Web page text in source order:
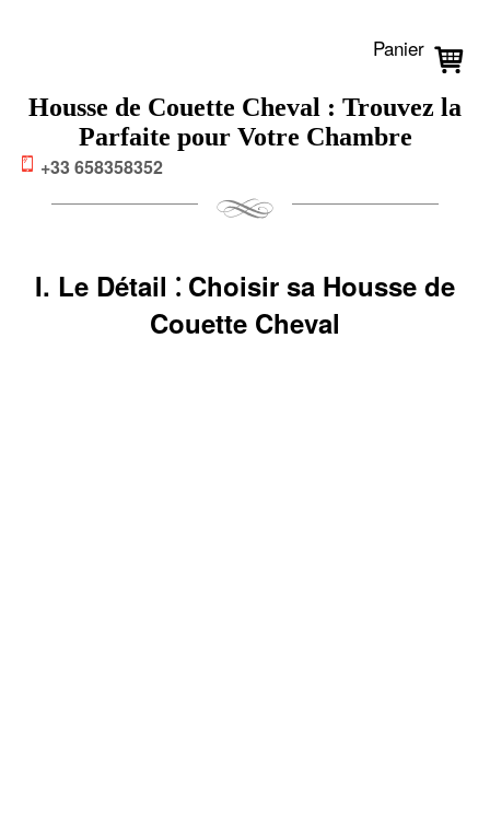
+33 658358352
Panier
Housse de Couette Cheval : Trouvez la
Parfaite pour Votre Chambre
I. Le Détail ⁚ Choisir sa Housse de
Couette Cheval